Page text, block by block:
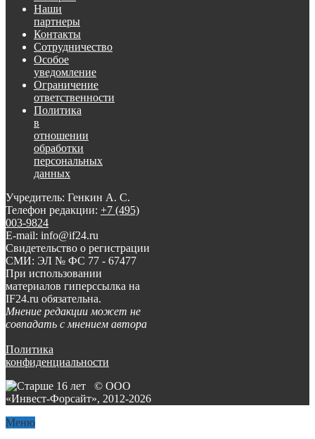
Наши
партнеры
Контакты
Сотрудничество
Особое
уведомление
Ограничение
ответственности
Политика
в
отношении
обработки
персональных
данных
Учредитель: Генкин А. С.
Телефон редакции: +7 (495)
003-9824
E-mail: info@if24.ru
Свидетельство о регистрации
СМИ: ЭЛ № ФС 77 - 67477
При использовании
материалов гиперссылка на
IF24.ru обязательна.
Мнение редакции может не
совпадать с мнением автора
Политика
конфиденциальности
© ООО
«Инвест-Форсайт», 2012-2026
Меню